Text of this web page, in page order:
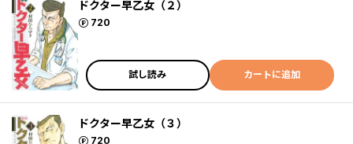
ドクター早乙女（２）
720
ポイント
試し読み カートに追加
ドクター早乙女（３）
720
ポイント